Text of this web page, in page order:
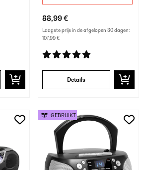
88,99 €
Laagste prijs in de afgelopen 30 dagen:
107,99 €
Details
GEBRUIKT